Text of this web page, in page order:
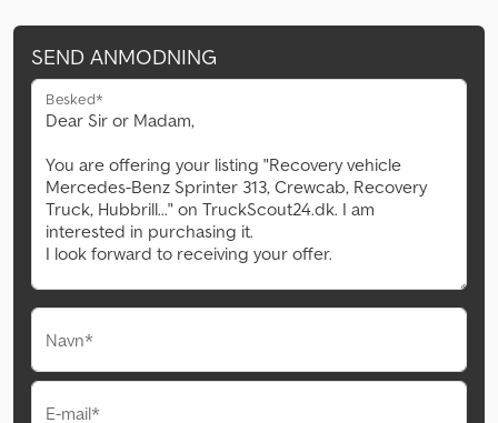
SEND ANMODNING
Besked*
Navn*
E-mail*